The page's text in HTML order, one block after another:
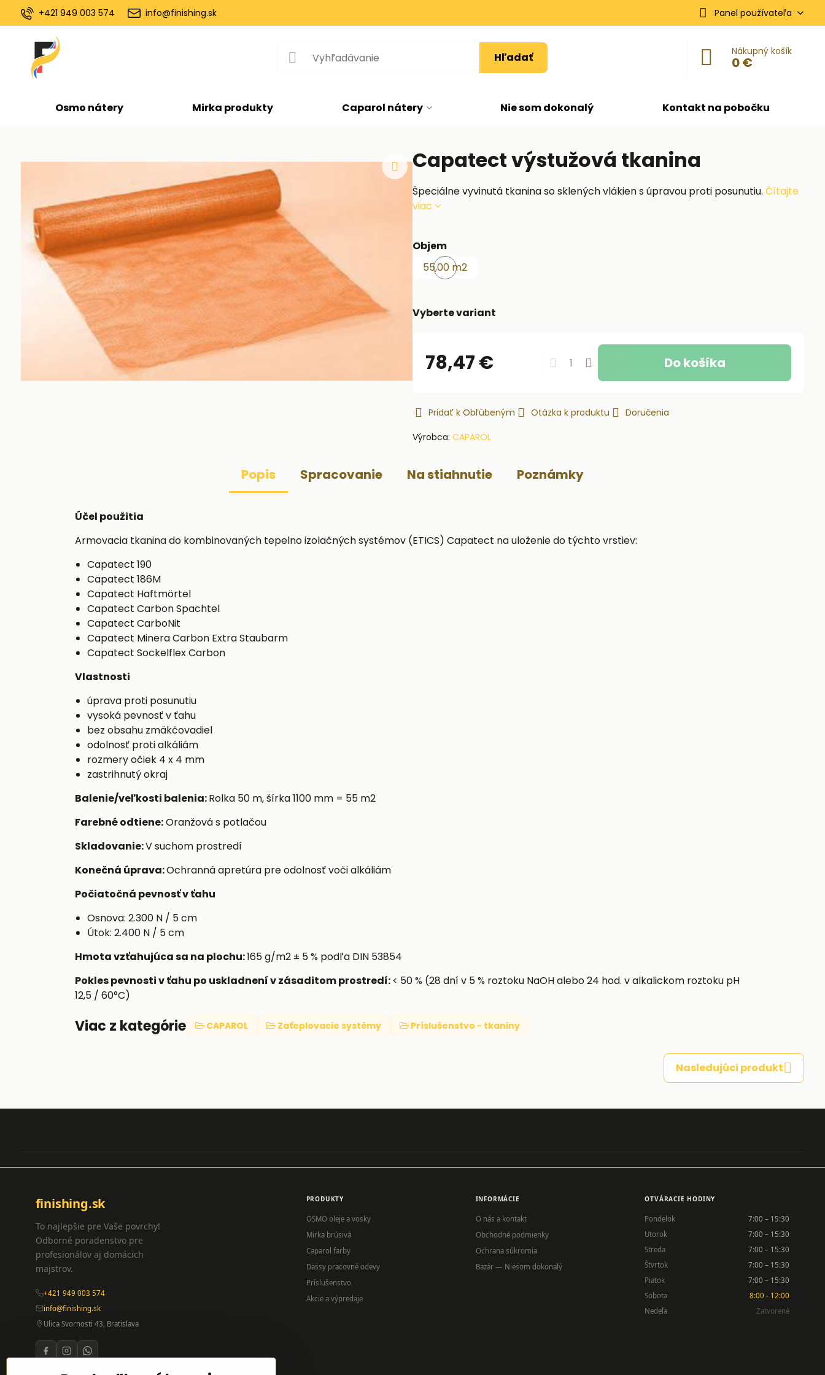
+421 949 003 574 info@finishing.sk Panel používateľa
Hľadať Nákupný košík
0 €
Osmo nátery Mirka produkty Caparol nátery Nie som dokonalý Kontakt na pobočku
Capatect výstužová tkanina
Špeciálne vyvinutá tkanina so sklených vlákien s úpravou proti posunutiu. Čítajte
viac
Objem
55,00 m2
Vyberte variant
78,47 € Do košíka
Pridať k Obľúbeným Otázka k produktu
Doručenia
Výrobca: CAPAROL
Popis Spracovanie Na stiahnutie Poznámky
Účel použitia
Armovacia tkanina do kombinovaných tepelno izolačných systémov (ETICS) Capatect na uloženie do týchto vrstiev:
Capatect 190
Capatect 186M
Capatect Haftmörtel
Capatect Carbon Spachtel
Capatect CarboNit
Capatect Minera Carbon Extra Staubarm
Capatect Sockelflex Carbon
Vlastnosti
úprava proti posunutiu
vysoká pevnosť v ťahu
bez obsahu zmäkčovadiel
odolnosť proti alkáliám
rozmery očiek 4 x 4 mm
zastrihnutý okraj
Balenie/veľkosti balenia:Rolka 50 m, šírka 1100 mm = 55 m2
Farebné odtiene:Oranžová s potlačou
Skladovanie:V suchom prostredí
Konečná úprava:Ochranná apretúra pre odolnosť voči alkáliám
Počiatočná pevnosť v ťahu
Osnova: 2.300 N / 5 cm
Útok: 2.400 N / 5 cm
Hmota vzťahujúca sa na plochu:165 g/m2 ± 5 % podľa DIN 53854
Pokles pevnosti v ťahu po uskladnení v zásaditom prostredí:< 50 % (28 dní v 5 % roztoku NaOH alebo 24 hod. v alkalickom roztoku pH
12,5 / 60°C)
Viac z kategórie CAPAROL Zaťeplovacie systémy Príslušenstvo - tkaniny
Nasledujúci produkt
finishing.sk
To najlepšie pre Vaše povrchy!
Odborné poradenstvo pre
profesionálov aj domácich
majstrov.
+421 949 003 574
info@finishing.sk
Ulica Svornosti 43, Bratislava
PRODUKTY
OSMO oleje a vosky
Mirka brúsivá
Caparol farby
Dassy pracovné odevy
Príslušenstvo
Akcie a výpredaje
INFORMÁCIE
O nás a kontakt
Obchodné podmienky
Ochrana súkromia
Bazár — Niesom dokonalý
OTVÁRACIE HODINY
Pondelok
7:00 – 15:30
Utorok
7:00 – 15:30
Streda
7:00 – 15:30
Štvrtok
7:00 – 15:30
Piatok
7:00 – 15:30
Sobota
8:00 - 12:00
Nedeľa
Zatvorené